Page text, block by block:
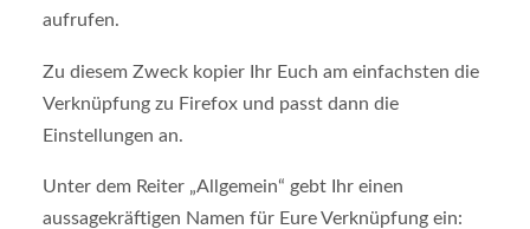
aufrufen.
Zu diesem Zweck kopier Ihr Euch am einfachsten die
Verknüpfung zu Firefox und passt dann die
Einstellungen an.
Unter dem Reiter „Allgemein“ gebt Ihr einen
aussagekräftigen Namen für Eure Verknüpfung ein: